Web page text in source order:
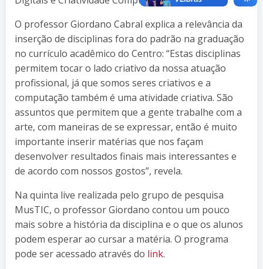
O professor Giordano Cabral explica a relevância da
inserção de disciplinas fora do padrão na graduação
no currículo acadêmico do Centro: “Estas disciplinas
permitem tocar o lado criativo da nossa atuação
profissional, já que somos seres criativos e a
computação também é uma atividade criativa. São
assuntos que permitem que a gente trabalhe com a
arte, com maneiras de se expressar, então é muito
importante inserir matérias que nos façam
desenvolver resultados finais mais interessantes e
de acordo com nossos gostos”, revela.
Na quinta live realizada pelo grupo de pesquisa
MusTIC, o professor Giordano contou um pouco
mais sobre a história da disciplina e o que os alunos
podem esperar ao cursar a matéria. O programa
pode ser acessado através do link.